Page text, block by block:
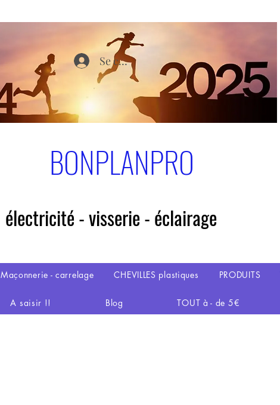
BONPLANPRO
Se connecter
électricité - visserie - éclairage
Maçonnerie - carrelage CHEVILLES plastiques PRODUITS
A saisir !! Blog TOUT à - de 5€